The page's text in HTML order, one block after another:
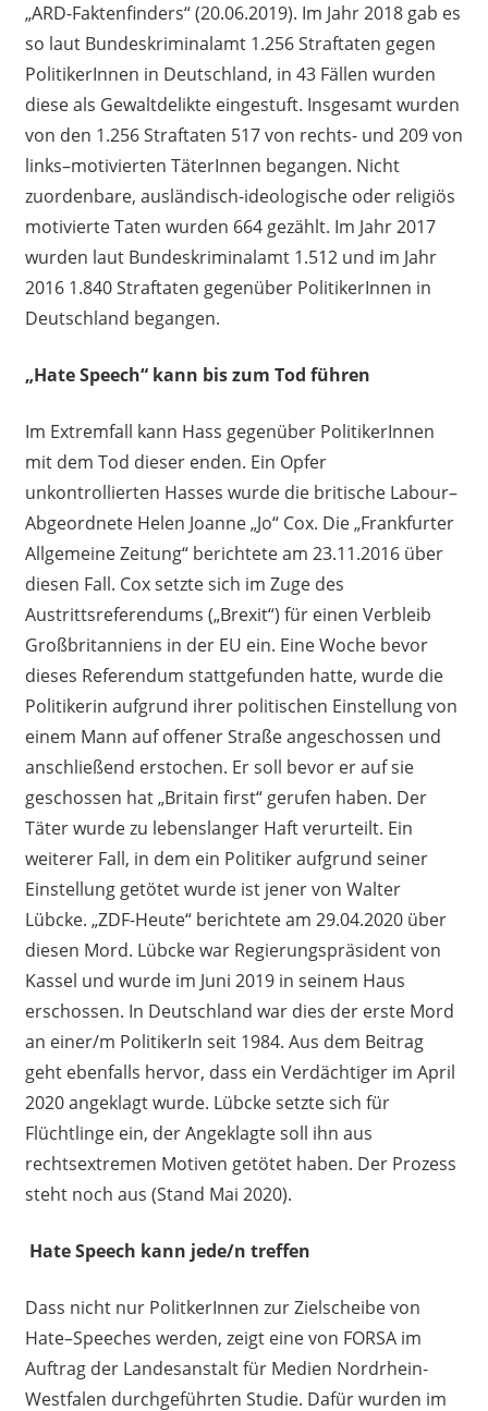
„ARD-Faktenfinders“(20.06.2019). Im Jahr 2018 gab es
so laut Bundeskriminalamt 1.256 Straftaten gegen
PolitikerInnen in Deutschland, in 43 Fällen wurden
diese als Gewaltdelikte eingestuft. Insgesamtwurden
von den 1.256 Straftaten 517 von rechts- und 209 von
links–motivierten TäterInnen begangen. Nicht
zuordenbare, ausländisch-ideologische oder religiös
motivierte Taten wurden 664 gezählt. Im Jahr 2017
wurden laut Bundeskriminalamt 1.512 und im Jahr
2016 1.840 Straftaten gegenüber PolitikerInnen in
Deutschland begangen.
„Hate Speech“ kann bis zum Tod führen
Im Extremfall kann Hass gegenüber PolitikerInnen
mit dem Tod dieser enden. Ein Opfer
unkontrollierten Hasses wurde die britische Labour–
Abgeordnete Helen Joanne „Jo“Cox. Die„Frankfurter
Allgemeine Zeitung“berichtete am 23.11.2016 über
diesen Fall. Cox setzte sich im Zuge des
Austrittsreferendums („Brexit“) für einen Verbleib
Großbritanniens in der EU ein. Eine Woche bevor
dieses Referendum stattgefunden hatte, wurde die
Politikerin aufgrund ihrer politischen Einstellung von
einem Mann auf offener Straße angeschossen und
anschließend erstochen. Er soll bevor er auf sie
geschossen hat „Britain first“ gerufen haben. Der
Täter wurde zu lebenslanger Haft verurteilt. Ein
weiterer Fall, in dem ein Politiker aufgrund seiner
Einstellung getötet wurde ist jener von Walter
Lübcke. „ZDF-Heute“berichtete am 29.04.2020 über
diesen Mord. Lübckewar Regierungspräsident von
Kassel und wurde im Juni 2019 in seinem Haus
erschossen. In Deutschland war dies der erste Mord
an einer/m PolitikerIn seit 1984. Aus dem Beitrag
geht ebenfalls hervor, dass ein Verdächtiger im April
2020 angeklagt wurde. Lübckesetzte sich für
Flüchtlinge ein, der Angeklagte soll ihn aus
rechtsextremen Motiven getötet haben. Der Prozess
steht noch aus (Stand Mai 2020).
Hate Speech kann jede/n treffen
Dass nicht nur PolitkerInnen zur Zielscheibe von
Hate–Speeches werden, zeigteine von FORSA im
Auftrag der Landesanstalt für Medien Nordrhein-
Westfalen durchgeführten Studie. Dafür wurden im